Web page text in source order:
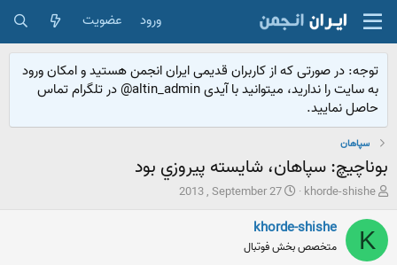
ورود عضویت
توجه: در صورتی که از کاربران قدیمی ایران انجمن هستید و امکان ورود
به سایت را ندارید، میتوانید با آیدی altin_admin@ در تلگرام تماس
حاصل نمایید.
سپاهان
بوناچيچ: سپاهان، شايسته پيروزي بود
ش
و
ع
ک
khorde-shishe
ت
ر
ی
خ
2013 , September 27
K
khorde-shishe
متخصص بخش فوتبال